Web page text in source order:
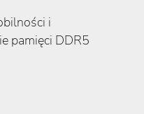
i
pamięci DDR5